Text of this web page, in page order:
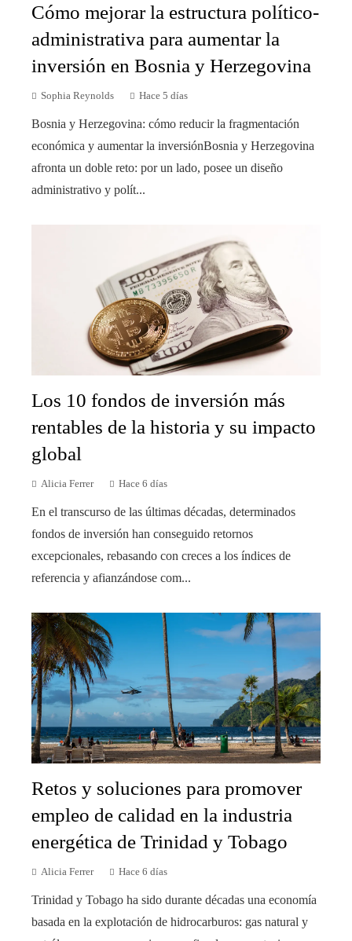
Cómo mejorar la estructura político-
administrativa para aumentar la
inversión en Bosnia y Herzegovina
Sophia Reynolds Hace 5 días
Bosnia y Herzegovina: cómo reducir la fragmentación
económica y aumentar la inversiónBosnia y Herzegovina
afronta un doble reto: por un lado, posee un diseño
administrativo y polít...
Los 10 fondos de inversión más
rentables de la historia y su impacto
global
Alicia Ferrer Hace 6 días
En el transcurso de las últimas décadas, determinados
fondos de inversión han conseguido retornos
excepcionales, rebasando con creces a los índices de
referencia y afianzándose com...
Retos y soluciones para promover
empleo de calidad en la industria
energética de Trinidad y Tobago
Alicia Ferrer Hace 6 días
Trinidad y Tobago ha sido durante décadas una economía
basada en la explotación de hidrocarburos: gas natural y